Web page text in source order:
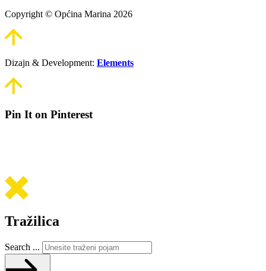
Copyright © Općina Marina 2026
Dizajn & Development: Elements
Pin It on Pinterest
Tražilica
Search ...